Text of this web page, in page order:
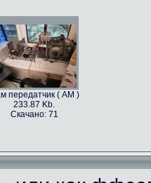
передатчик ( АМ )
233.87 Kb.
Скачано: 71